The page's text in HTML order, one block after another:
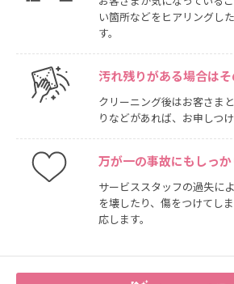
い箇所などをヒアリングし
す。
汚れ残りがある場合は
クリーニング後はお客さま
りなどがあれば、お申しつけ
万が一の事故にもしっ
サービススタッフの過失に
を壊したり、傷をつけてし
応します。